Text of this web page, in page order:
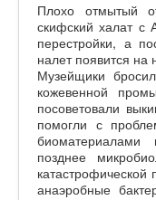
Плохо отмытый
скифский халат с
перестройки, а
налет появится на
Музейщики
кожевенной
посоветовали
помогли с
позднее
анаэробные